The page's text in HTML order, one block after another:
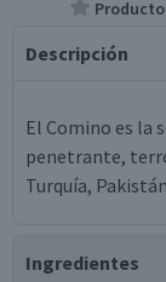
Descripción
El Comino es la
penetrante,
Turquía,
Ingredientes